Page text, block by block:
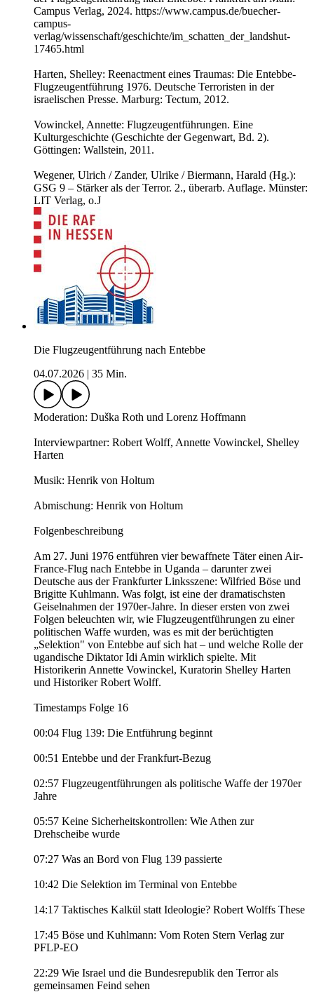
Campus Verlag, 2024. https://www.campus.de/buecher-
campus-
verlag/wissenschaft/geschichte/im_schatten_der_landshut-
17465.html
Harten, Shelley: Reenactment eines Traumas: Die Entebbe-
Flugzeugentführung 1976. Deutsche Terroristen in der
israelischen Presse. Marburg: Tectum, 2012.
Vowinckel, Annette: Flugzeugentführungen. Eine
Kulturgeschichte (Geschichte der Gegenwart, Bd. 2).
Göttingen: Wallstein, 2011.
Wegener, Ulrich / Zander, Ulrike / Biermann, Harald (Hg.):
GSG 9 – Stärker als der Terror. 2., überarb. Auflage. Münster:
LIT Verlag, o.J
Die Flugzeugentführung nach Entebbe
04.07.2026
35 Min.
Moderation: Duška Roth und Lorenz Hoffmann
Interviewpartner: Robert Wolff, Annette Vowinckel, Shelley
Harten
Musik: Henrik von Holtum
Abmischung: Henrik von Holtum
Folgenbeschreibung
Am 27. Juni 1976 entführen vier bewaffnete Täter einen Air-
France-Flug nach Entebbe in Uganda – darunter zwei
Deutsche aus der Frankfurter Linksszene: Wilfried Böse und
Brigitte Kuhlmann. Was folgt, ist eine der dramatischsten
Geiselnahmen der 1970er-Jahre. In dieser ersten von zwei
Folgen beleuchten wir, wie Flugzeugentführungen zu einer
politischen Waffe wurden, was es mit der berüchtigten
„Selektion" von Entebbe auf sich hat – und welche Rolle der
ugandische Diktator Idi Amin wirklich spielte. Mit
Historikerin Annette Vowinckel, Kuratorin Shelley Harten
und Historiker Robert Wolff.
Timestamps Folge 16
00:04 Flug 139: Die Entführung beginnt
00:51 Entebbe und der Frankfurt-Bezug
02:57 Flugzeugentführungen als politische Waffe der 1970er
Jahre
05:57 Keine Sicherheitskontrollen: Wie Athen zur
Drehscheibe wurde
07:27 Was an Bord von Flug 139 passierte
10:42 Die Selektion im Terminal von Entebbe
14:17 Taktisches Kalkül statt Ideologie? Robert Wolffs These
17:45 Böse und Kuhlmann: Vom Roten Stern Verlag zur
PFLP-EO
22:29 Wie Israel und die Bundesrepublik den Terror als
gemeinsamen Feind sehen